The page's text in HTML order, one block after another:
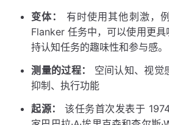
变体：
有时使用其他刺激，
Flanker 任务中，可以使用更
持认知任务的趣味性和参与感。
测量的过程：
空间认知、视觉
抑制、执行功能
起源：
该任务首次发表于